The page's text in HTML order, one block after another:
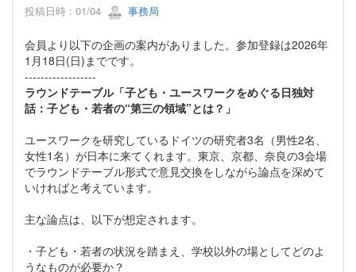
投稿日時 : 01/04 事務局
会員より以下の企画の案内がありました。参加登録は2026年
1月18日(日)までです。
------------------
ラウンドテーブル「子ども・ユースワークをめぐる日独対
話：子ども・若者の“第三の領域”とは？」
ユースワークを研究しているドイツの研究者3名（男性2名、
女性1名）が日本に来てくれます。東京、京都、奈良の3会場
でラウンドテーブル形式で意見交換をしながら論点を深めて
いければと考えています。
主な論点は、以下が想定されます。
・子ども・若者の状況を踏まえ、学校以外の場としてどのよ
うなものが必要か？